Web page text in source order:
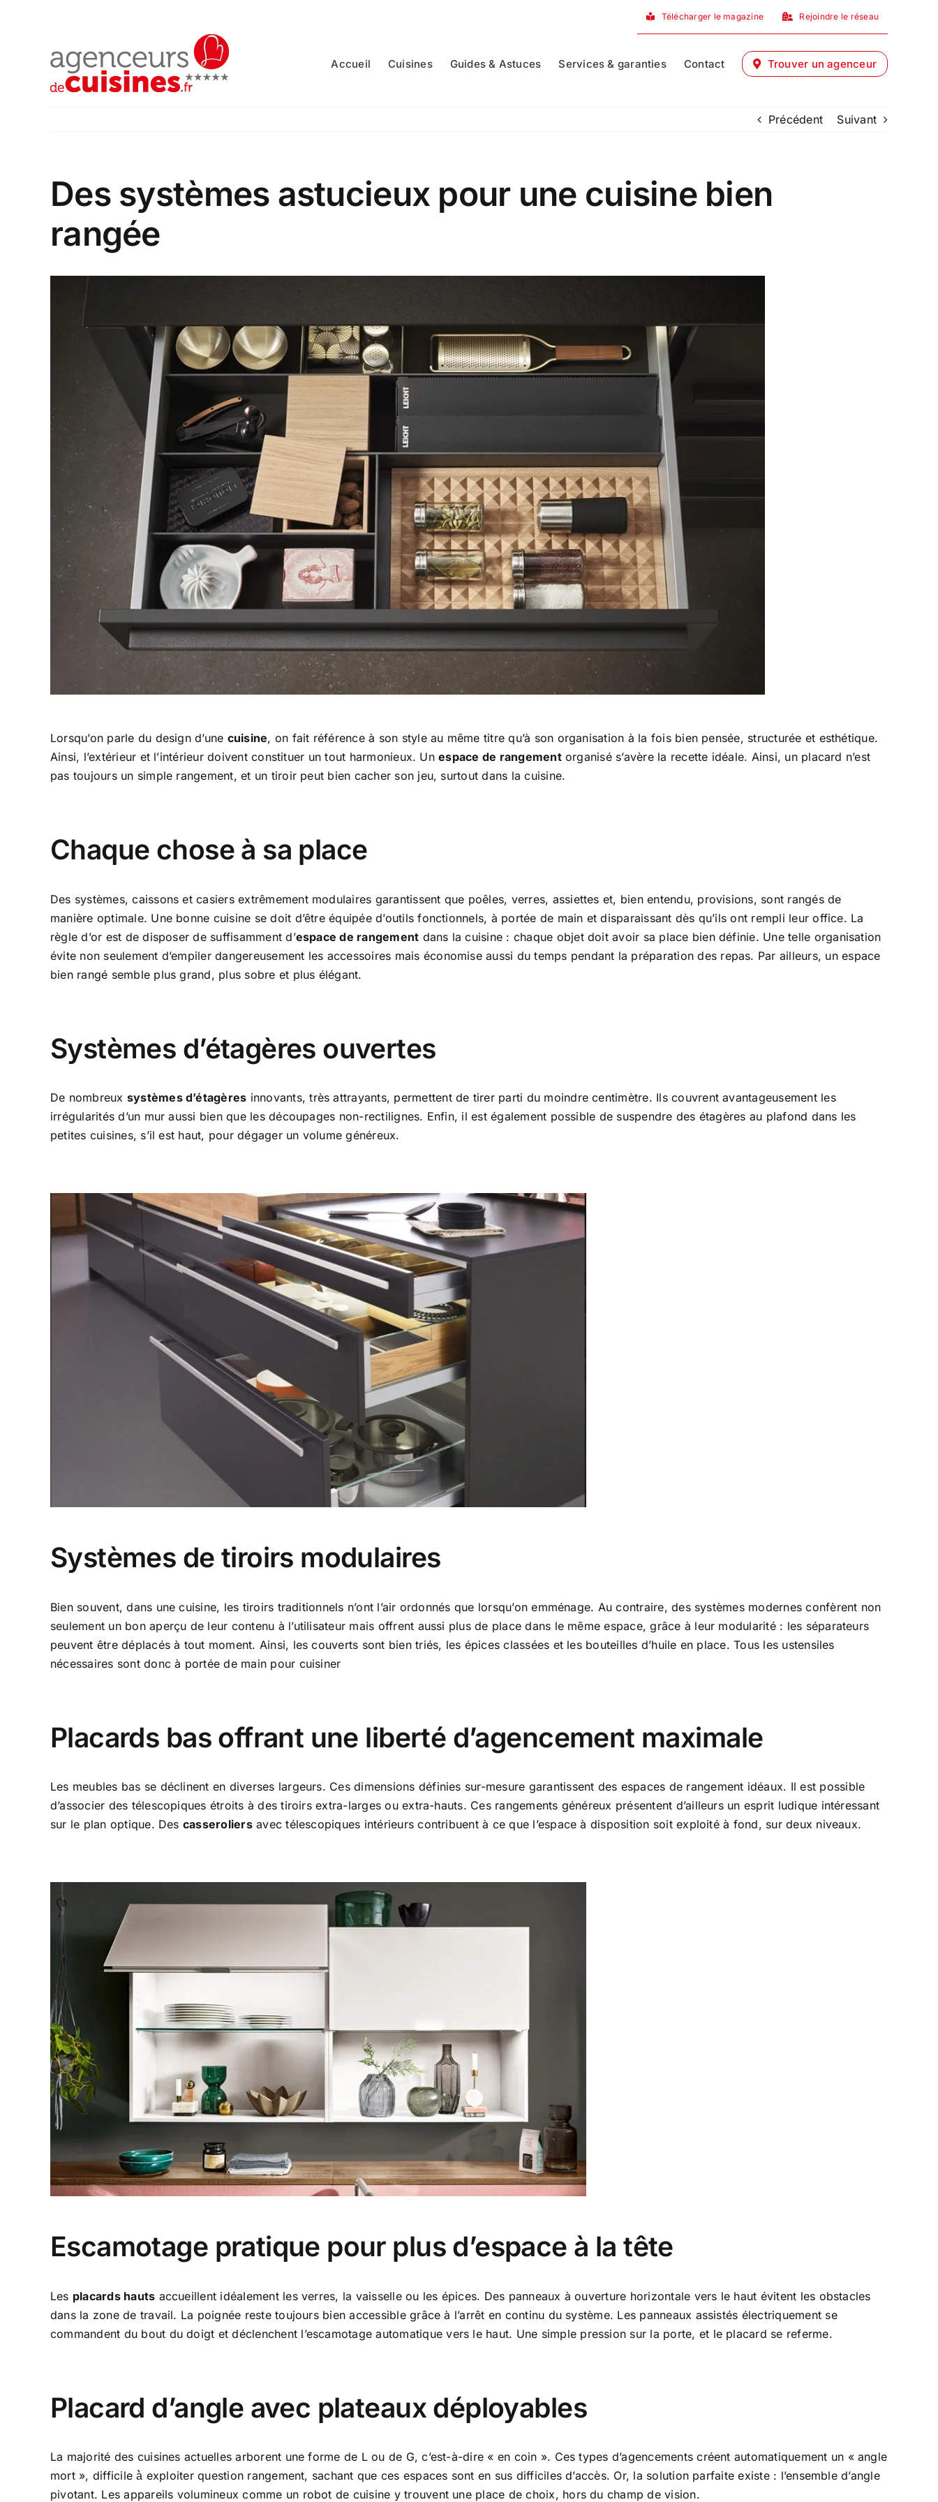
Télécharger le magazine Rejoindre le réseau
Accueil Cuisines Guides & Astuces Services & garanties Contact Trouver un agenceur
Précédent Suivant
Des systèmes astucieux pour une cuisine bien
rangée
Lorsqu’on parle du design d’une cuisine, on fait référence à son style au même titre qu’à son organisation à la fois bien pensée, structurée et esthétique.
Ainsi, l’extérieur et l’intérieur doivent constituer un tout harmonieux. Unespace de rangementorganisé s’avère la recette idéale. Ainsi, un placard n’est
pas toujours un simple rangement, et un tiroir peut bien cacher son jeu, surtout dans la cuisine.
Chaque chose à sa place
Des systèmes, caissons et casiers extrêmement modulaires garantissent que poêles, verres, assiettes et, bien entendu, provisions, sont rangés de
manière optimale. Une bonne cuisine se doit d’être équipée d’outils fonctionnels, à portée de main et disparaissant dès qu’ils ont rempli leur office. La
règle d’or est de disposer de suffisamment d’espace de rangement dans la cuisine : chaque objet doit avoir sa place bien définie. Une telle organisation
évite non seulement d’empiler dangereusement les accessoires mais économise aussi du temps pendant la préparation des repas. Par ailleurs, un espace
bien rangé semble plus grand, plus sobre et plus élégant.
Systèmes d’étagères ouvertes
De nombreux systèmes d’étagères innovants, très attrayants, permettent de tirer parti du moindre centimètre. Ils couvrent avantageusement les
irrégularités d’un mur aussi bien que les découpages non-rectilignes. Enfin, il est également possible de suspendre des étagères au plafond dans les
petites cuisines, s’il est haut, pour dégager un volume généreux.
Systèmes de tiroirs modulaires
Bien souvent, dans une cuisine, les tiroirs traditionnels n’ont l’air ordonnés que lorsqu’on emménage. Au contraire, des systèmes modernes confèrent non
seulement un bon aperçu de leur contenu à l’utilisateur mais offrent aussi plus de place dans le même espace, grâce à leur modularité : les séparateurs
peuvent être déplacés à tout moment. Ainsi, les couverts sont bien triés, les épices classées et les bouteilles d’huile en place. Tous les ustensiles
nécessaires sont donc à portée de main pour cuisiner
Placards bas offrant une liberté d’agencement maximale
Les meubles bas se déclinent en diverses largeurs. Ces dimensions définies sur-mesure garantissent des espaces de rangement idéaux. Il est possible
d’associer des télescopiques étroits à des tiroirs extra-larges ou extra-hauts. Ces rangements généreux présentent d’ailleurs un esprit ludique intéressant
sur le plan optique. Des casseroliersavec télescopiques intérieurs contribuent à ce que l’espace à disposition soit exploité à fond, sur deux niveaux.
Escamotage pratique pour plus d’espace à la tête
Les placards hauts accueillent idéalement les verres, la vaisselle ou les épices. Des panneaux à ouverture horizontale vers le haut évitent les obstacles
dans la zone de travail. La poignée reste toujours bien accessible grâce à l’arrêt en continu du système. Les panneaux assistés électriquement se
commandent du bout du doigt et déclenchent l’escamotage automatique vers le haut. Une simple pression sur la porte, et le placard se referme.
Placard d’angle avec plateaux déployables
La majorité des cuisines actuelles arborent une forme de L ou de G, c’est-à-dire « en coin ». Ces types d’agencements créent automatiquement un « angle
mort », difficile à̀ exploiter question rangement, sachant que ces espaces sont en sus difficiles d’accès. Or, la solution parfaite existe : l’ensemble d’angle
pivotant. Les appareils volumineux comme un robot de cuisine y trouvent une place de choix, hors du champ de vision.